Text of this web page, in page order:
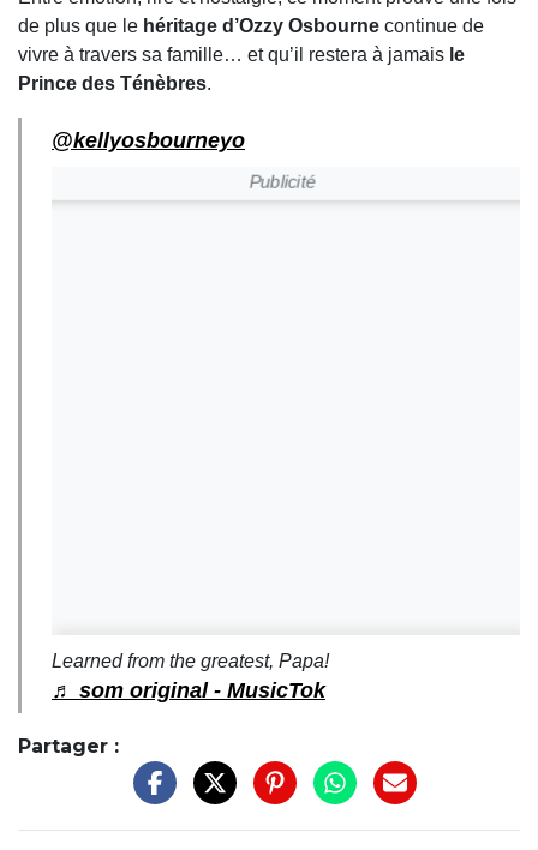
de plus que le héritage d’Ozzy Osbourne continue de
vivre à travers sa famille… et qu’il restera à jamais le
Prince des Ténèbres.
@kellyosbourneyo
Publicité
Learned from the greatest, Papa!
♬ som original - MusicTok
Partager :